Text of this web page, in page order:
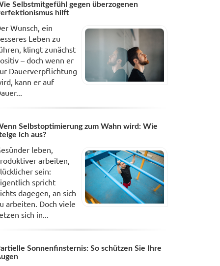
Selbstmitgefühl gegen überzogenen
hilft
Wunsch, ein
Leben zu
klingt zunächst
– doch wenn er
Dauerverpflichtung
kann er auf
Selbstoptimierung zum Wahn wird: Wie
ich aus?
leben,
arbeiten,
sein:
spricht
dagegen, an sich
arbeiten. Doch viele
sich in...
Sonnenfinsternis: So schützen Sie Ihre